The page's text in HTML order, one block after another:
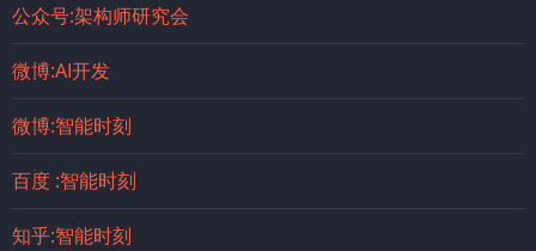
公众号:架构师研究会
微博:AI开发
微博:智能时刻
百度 :智能时刻
知乎:智能时刻